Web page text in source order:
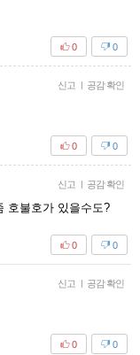
0
0
신고 공감 확인
0
0
신고 공감 확인
호불호가 있을수도?
0
0
신고 공감 확인
0
0